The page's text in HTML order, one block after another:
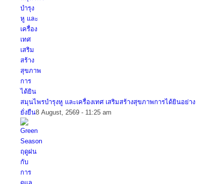
สมุนไพรบำรุงหู และเครื่องเทศ เสริมสร้างสุขภาพการได้ยินอย่าง
ยั่งยืน8 August, 2569 - 11:25 am